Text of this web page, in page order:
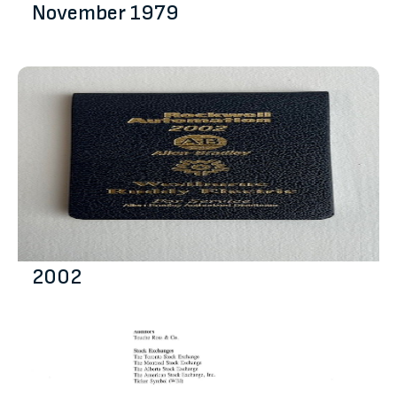
November 1979
2002